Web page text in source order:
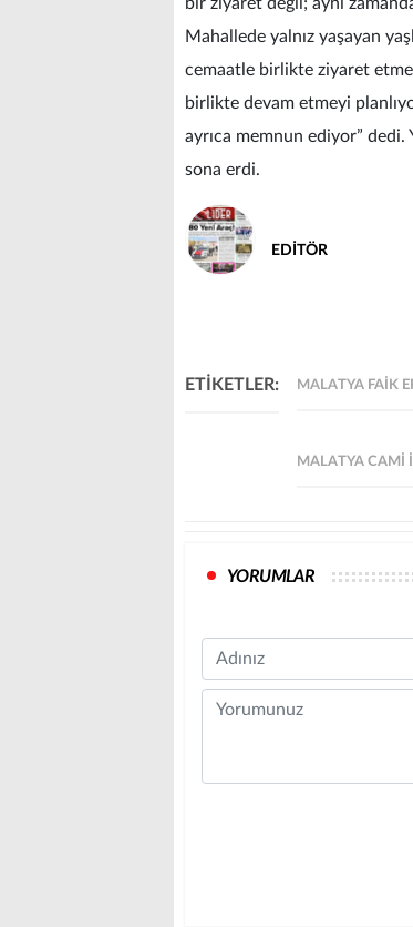
Mahallede yalnız yaşayan
cemaatle birlikte ziyaret
birlikte devam etmeyi
ayrıca memnun ediyor” dedi.
sona erdi.
EDİTÖR
ETİKETLER: MALATYA FAIK
MALATYA CAMI
YORUMLAR
Name
Comment